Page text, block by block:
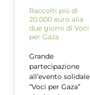
Raccolti più di
20.000 euro alla
due giorni di Voci
per Gaza
Grande
partecipazione
all’evento solidale
“Voci per Gaza”